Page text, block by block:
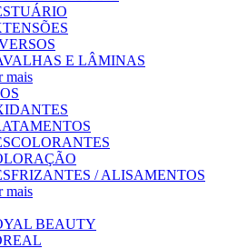
E LÂMINAS
mais
/ ALISAMENTOS
mais
BEAUTY